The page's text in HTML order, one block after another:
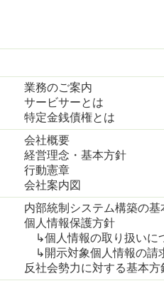
業務のご案内
サービサーとは
特定金銭債権とは
会社概要
経営理念・基本方針
行動憲章
会社案内図
内部統制システム構築の基
個人情報保護方針
↳個人情報の取り扱いに
↳開示対象個人情報の請
反社会勢力に対する基本方